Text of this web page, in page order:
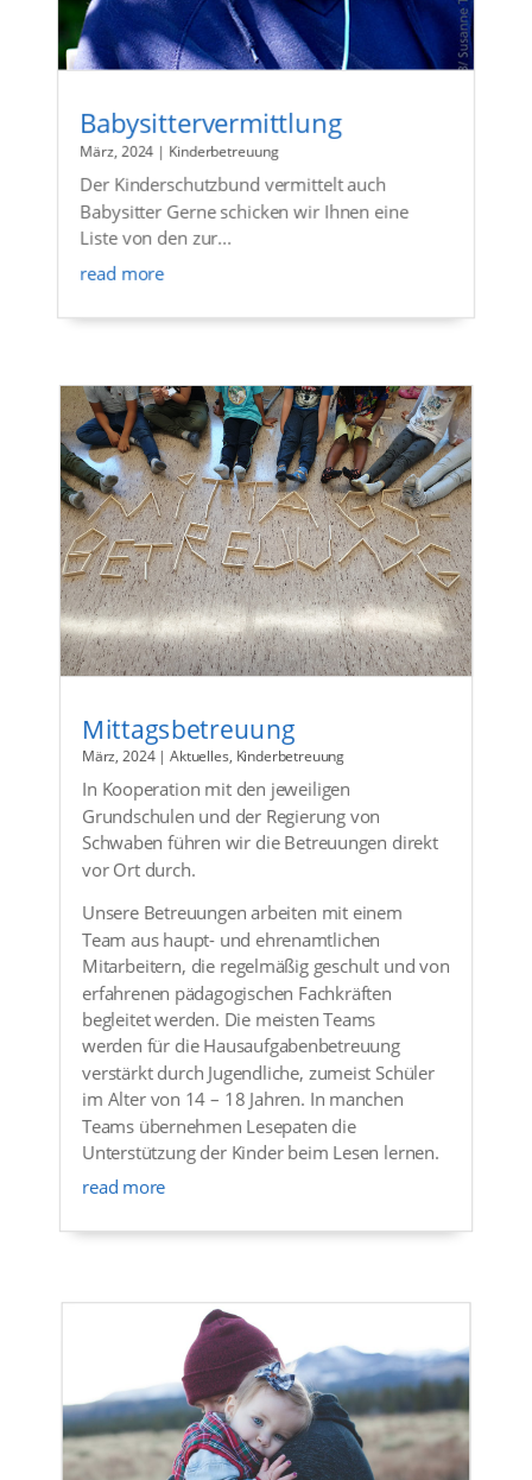
Babysittervermittlung
März, 2024 | Kinderbetreuung
Der Kinderschutzbund vermittelt auch
Babysitter Gerne schicken wir Ihnen eine
Liste von den zur...
read more
Mittagsbetreuung
März, 2024|Aktuelles, Kinderbetreuung
In Kooperation mit den jeweiligen
Grundschulen und der Regierung von
Schwaben führen wir die Betreuungen direkt
vor Ort durch.
Unsere Betreuungen arbeiten mit einem
Team aus haupt- und ehrenamtlichen
Mitarbeitern, die regelmäßig geschult und von
erfahrenen pädagogischen Fachkräften
begleitet werden. Die meisten Teams
werden für die Hausaufgabenbetreuung
verstärkt durch Jugendliche, zumeist Schüler
im Alter von 14 – 18 Jahren. In manchen
Teams übernehmen Lesepaten die
Unterstützung der Kinder beim Lesen lernen.
read more